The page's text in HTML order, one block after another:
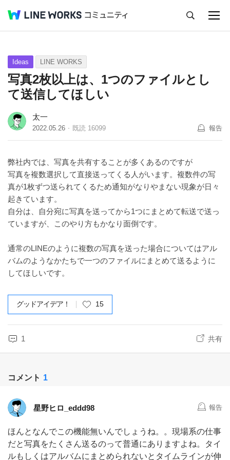
Q&A Tips Ideas
Ideas LINE WORKS
写真2枚以上は、1つのファイルとし
て送信してほしい
太一
2022.05.26 既読 16099 報告
弊社内では、写真を共有することが多くあるのですが
写真を複数選択して直接送ってくる人がいます。複数件の写
真が1枚ずつ送られてくるため通知がなりやまない現象が日々
起きています。
自分は、自分宛に写真を送ってから1つにまとめて転送で送っ
ていますが、このやり方もかなり面倒です。
通常のLINEのように複数の写真を送った場合についてはアル
バムのようなかたちで一つのファイルにまとめて送るように
してほしいです。
グッドアイデア！ 15
1 共有
コメント 1
星野ヒロ_eddd98 報告
ほんとなんでこの機能無いんでしょうね。。現場系の仕事
だと写真をたくさん送るのって普通にありますよね。タイ
ルもしくはアルバムにまとめられないとタイムラインが伸